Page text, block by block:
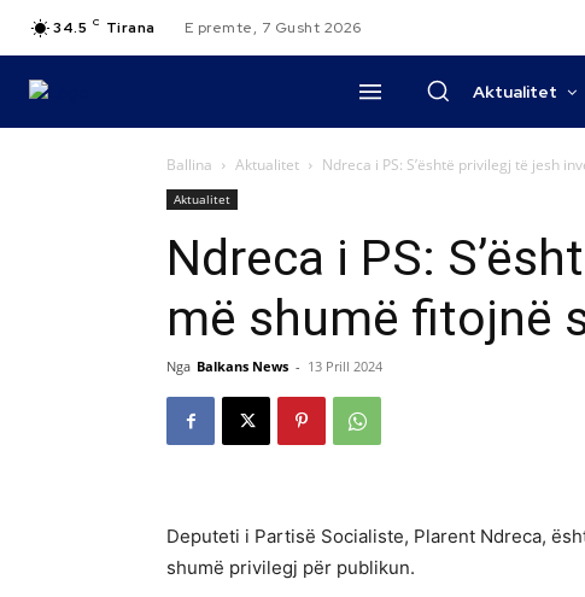
34.5 C Tirana E premte, 7 Gusht 2026
Aktualitet
Ballina Aktualitet Ndreca i PS: S’është privilegj të jesh
Aktualitet
Ndreca i PS:
më shumë fitojnë
Nga Balkans News - 13 Prill 2024
Deputeti i Partisë Socialiste, Plarent Ndreca,
shumë privilegj për publikun.